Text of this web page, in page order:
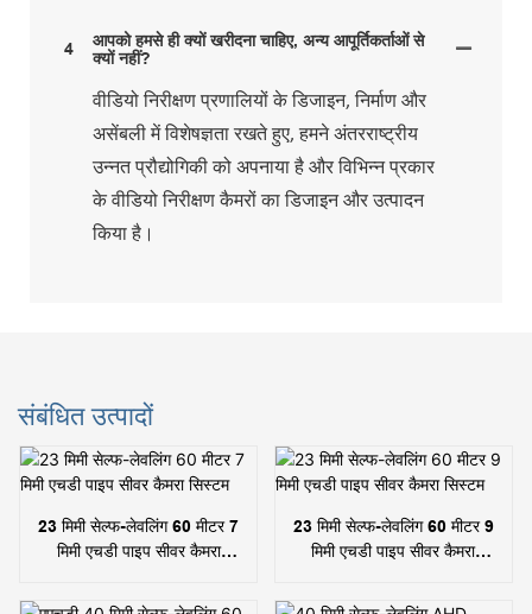
4
आपको हमसे ही क्यों खरीदना चाहिए, अन्य आपूर्तिकर्ताओं से
क्यों नहीं?
वीडियो निरीक्षण प्रणालियों के डिजाइन, निर्माण और
असेंबली में विशेषज्ञता रखते हुए, हमने अंतरराष्ट्रीय
उन्नत प्रौद्योगिकी को अपनाया है और विभिन्न प्रकार
के वीडियो निरीक्षण कैमरों का डिजाइन और उत्पादन
किया है।
संबंधित उत्पादों
23 मिमी सेल्फ-लेवलिंग 60 मीटर 7
मिमी एचडी पाइप सीवर कैमरा
23 मिमी सेल्फ-लेवलिंग 60 मीटर 9
मिमी एचडी पाइप सीवर कैमरा